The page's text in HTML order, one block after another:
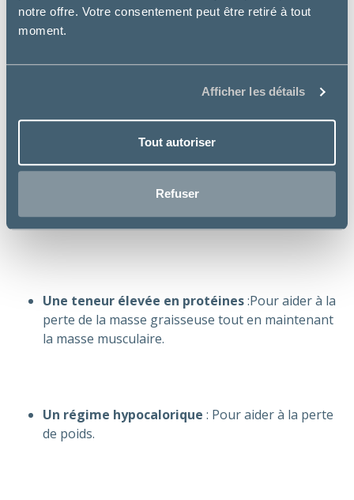
notre offre. Votre consentement peut être retiré à tout
moment.
Afficher les détails
Tout autoriser
Refuser
Une teneur élevée en protéines:Pour aider à la
perte de la masse graisseuse tout en maintenant
la masse musculaire.
Un régime hypocalorique : Pour aider à la perte
de poids.